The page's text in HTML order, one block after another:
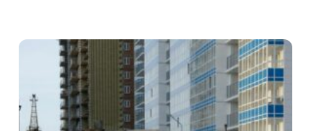
bekväm...